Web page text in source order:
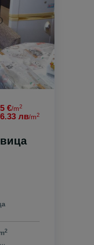
€/m2
лв/m2
2